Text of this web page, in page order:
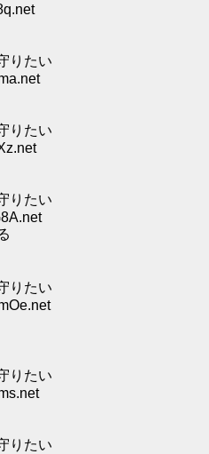
りたい
りたい
りたい
りたい
りたい
りたい